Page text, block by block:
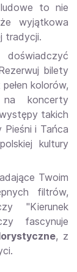
to nie
wyjątkowa
tradycji.
bilety
kolorów,
koncerty
takich
Pieśni i Tańca
kultury
Twoim
filtrów,
"Kierunek
fascynuje
, z